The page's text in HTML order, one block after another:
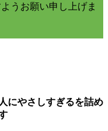
うお願い申し上げま
にやさしすぎるを詰め